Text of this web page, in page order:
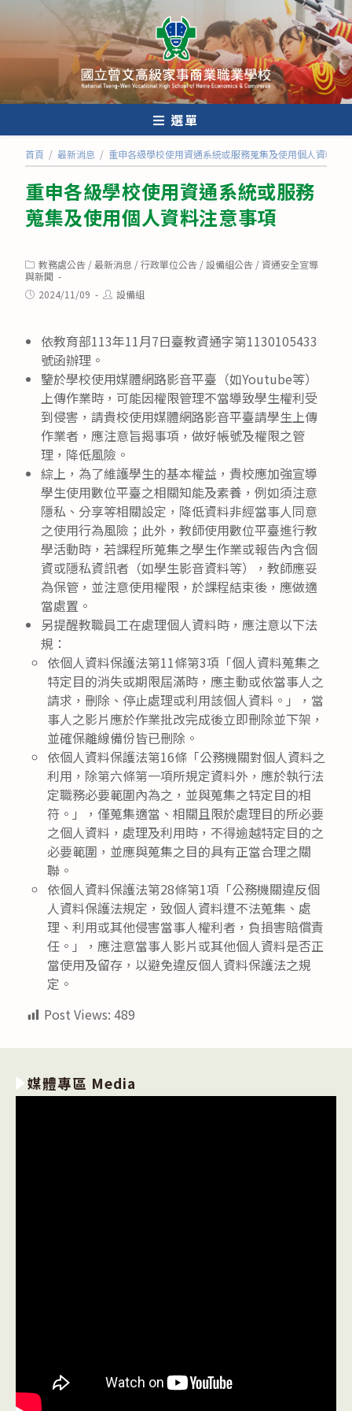
內
選單
首頁 / 最新消息 / 重申各級學校使用資通系統或服務蒐集及使用個人資料注
重申各級學校使用資通系統或服務
蒐集及使用個人資料注意事項
Post
category:
教務處公告 /最新消息 /行政單位公告 /設備組公告 /資通安全宣導
與新聞
Post2024/11/09
Post設備組
依教育部113年11月7日臺教資通字第1130105433
號函辦理。
鑒於學校使用媒體網路影音平臺（如Youtube等）
上傳作業時，可能因權限管理不當導致學生權利受
到侵害，請貴校使用媒體網路影音平臺請學生上傳
作業者，應注意旨揭事項，做好帳號及權限之管
理，降低風險。
綜上，為了維護學生的基本權益，貴校應加強宣導
學生使用數位平臺之相關知能及素養，例如須注意
隱私、分享等相關設定，降低資料非經當事人同意
之使用行為風險；此外，教師使用數位平臺進行教
學活動時，若課程所蒐集之學生作業或報告內含個
資或隱私資訊者（如學生影音資料等），教師應妥
為保管，並注意使用權限，於課程結束後，應做適
當處置。
另提醒教職員工在處理個人資料時，應注意以下法
規：
依個人資料保護法第11條第3項「個人資料蒐集之
特定目的消失或期限屆滿時，應主動或依當事人之
請求，刪除、停止處理或利用該個人資料。」，當
事人之影片應於作業批改完成後立即刪除並下架，
並確保離線備份皆已刪除。
依個人資料保護法第16條「公務機關對個人資料之
利用，除第六條第一項所規定資料外，應於執行法
定職務必要範圍內為之，並與蒐集之特定目的相
符。」，僅蒐集適當、相關且限於處理目的所必要
之個人資料，處理及利用時，不得逾越特定目的之
必要範圍，並應與蒐集之目的具有正當合理之關
聯。
依個人資料保護法第28條第1項「公務機關違反個
人資料保護法規定，致個人資料遭不法蒐集、處
理、利用或其他侵害當事人權利者，負損害賠償責
任。」，應注意當事人影片或其他個人資料是否正
當使用及留存，以避免違反個人資料保護法之規
定。
Post Views: 489
媒體專區 Media